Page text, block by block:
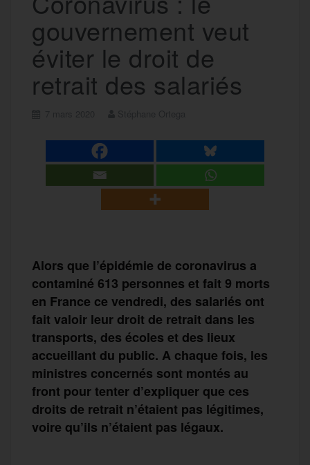
gouvernement veut
éviter le droit de
retrait des salariés
Alors que l’épidémie de coronavirus a
contaminé 613 personnes et fait 9 morts
en France ce vendredi, des salariés ont
fait valoir leur droit de retrait dans les
transports, des écoles et des lieux
accueillant du public. A chaque fois, les
ministres concernés sont montés au
front pour tenter d’expliquer que ces
droits de retrait n’étaient pas légitimes,
voire qu’ils n’étaient pas légaux.